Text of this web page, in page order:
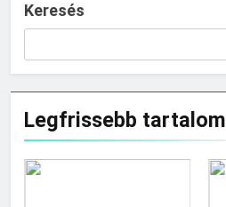
Keresés
Legfrissebb tartalom